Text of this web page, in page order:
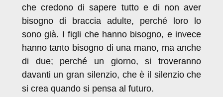
che credono di sapere tutto e di non aver
bisogno di braccia adulte, perché loro lo
sono già. I figli che hanno bisogno, e invece
hanno tanto bisogno di una mano, ma anche
di due; perché un giorno, si troveranno
davanti un gran silenzio, che è il silenzio che
si crea quando si pensa al futuro.